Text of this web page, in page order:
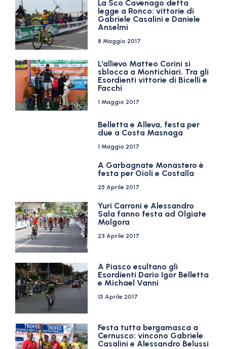
La Sco Cavenago detta
legge a Ronco: vittorie di
Gabriele Casalini e Daniele
Anselmi
8 Maggio 2017
L’allievo Matteo Corini si
sblocca a Montichiari. Tra gli
Esordienti vittorie di Bicelli e
Facchi
1 Maggio 2017
Belletta e Alleva, festa per
due a Costa Masnaga
1 Maggio 2017
A Garbagnate Monastero è
festa per Oioli e Costalla
25 Aprile 2017
Yuri Carroni e Alessandro
Sala fanno festa ad Olgiate
Molgora
23 Aprile 2017
A Piasco esultano gli
Esordienti Dario Igor Belletta
e Michael Vanni
15 Aprile 2017
Festa tutta bergamasca a
Cernusco: vincono Gabriele
Casalini e Alessandro Belussi